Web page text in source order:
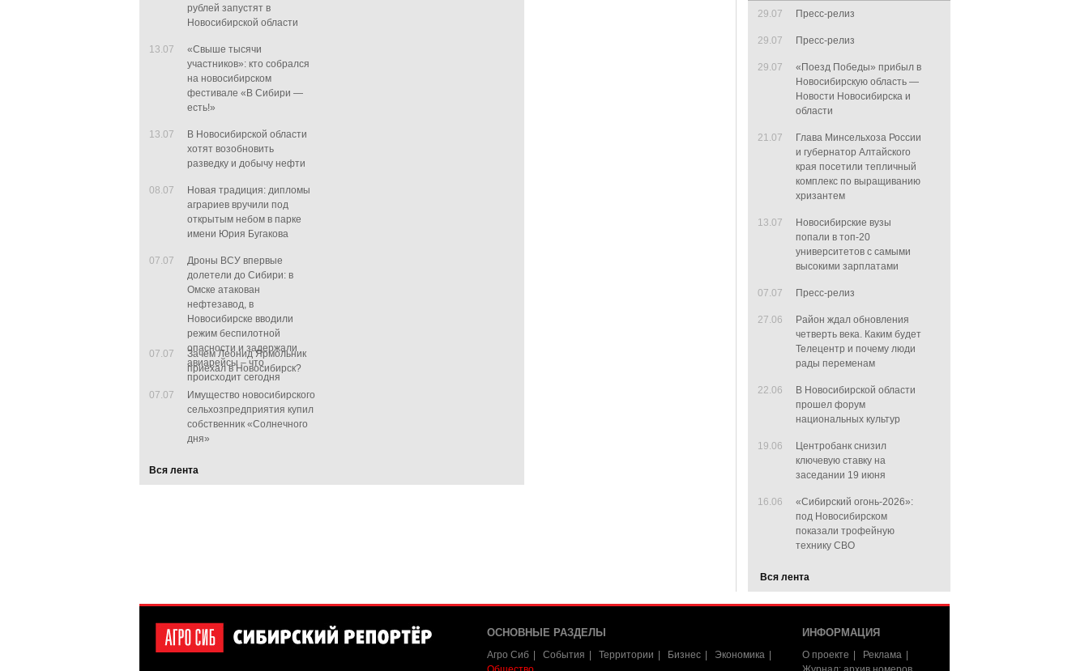
рублей запустят в
Новосибирской области
13.07
«Свыше тысячи
участников»: кто собрался
на новосибирском
фестивале «В Сибири —
есть!»
13.07
В Новосибирской области
хотят возобновить
разведку и добычу нефти
08.07
Новая традиция: дипломы
аграриев вручили под
открытым небом в парке
имени Юрия Бугакова
07.07
Дроны ВСУ впервые
долетели до Сибири: в
Омске атакован
нефтезавод, в
Новосибирске вводили
режим беспилотной
опасности и задержали
авиарейсы – что
происходит сегодня
07.07
Зачем Леонид Ярмольник
приехал в Новосибирск?
07.07
Имущество новосибирского
сельхозпредприятия купил
собственник «Солнечного
дня»
Вся лента
29.07 Пресс-релиз
29.07 Пресс-релиз
29.07
«Поезд Победы» прибыл в
Новосибирскую область —
Новости Новосибирска и
области
21.07
Глава Минсельхоза России
и губернатор Алтайского
края посетили тепличный
комплекс по выращиванию
хризантем
13.07
Новосибирские вузы
попали в топ-20
университетов с самыми
высокими зарплатами
07.07 Пресс-релиз
27.06
Район ждал обновления
четверть века. Каким будет
Телецентр и почему люди
рады переменам
22.06
В Новосибирской области
прошел форум
национальных культур
19.06
Центробанк снизил
ключевую ставку на
заседании 19 июня
16.06
«Сибирский огонь-2026»:
под Новосибирском
показали трофейную
технику СВО
Вся лента
ОСНОВНЫЕ РАЗДЕЛЫ
Агро Сиб События Территории Бизнес
Экономика
ИНФОРМАЦИЯ
О проекте
Реклама